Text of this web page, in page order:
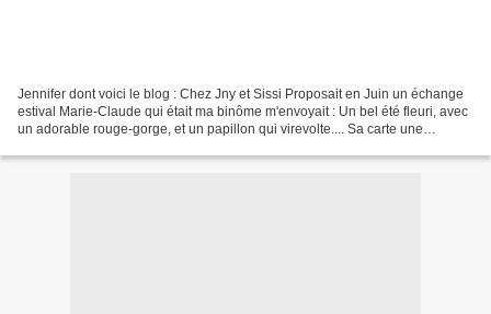
Jennifer dont voici le blog : Chez Jny et Sissi Proposait en Juin un échange
estival Marie-Claude qui était ma binôme m'envoyait : Un bel été fleuri, avec
un adorable rouge-gorge, et un papillon qui virevolte.... Sa carte une